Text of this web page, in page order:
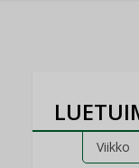
Viikko